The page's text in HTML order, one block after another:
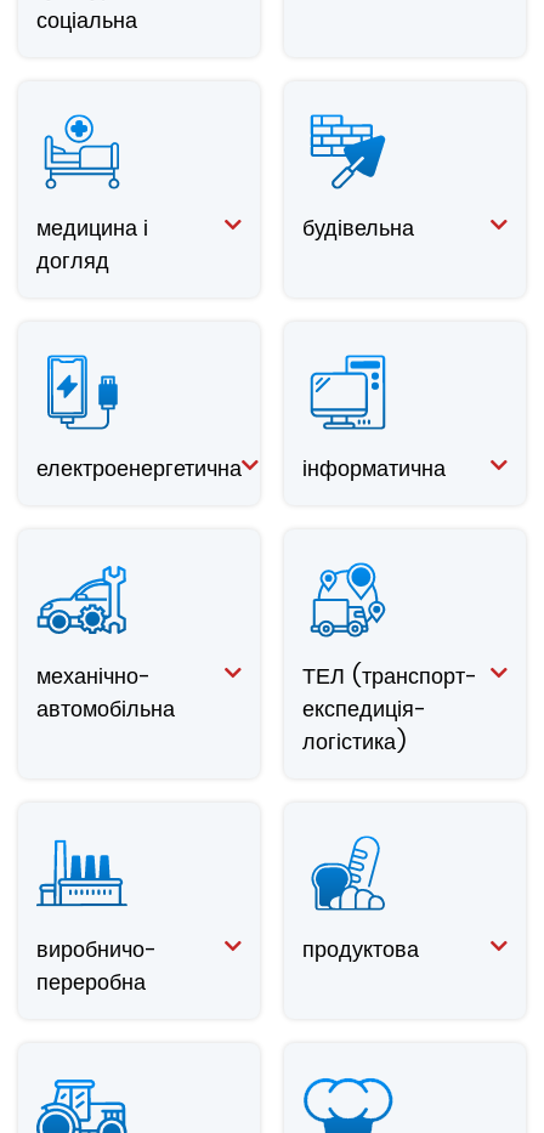
соціальна
медицина і
догляд
будівельна
електроенергетична інформатична
механічно-
автомобільна
ТЕЛ (транспорт-
експедиція-
логістика)
виробничо-
переробна
продуктова